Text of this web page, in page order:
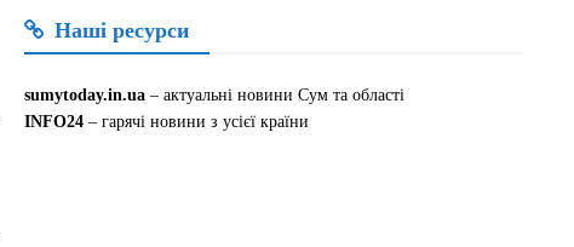
Наші ресурси
sumytoday.in.ua – актуальні новини Сум та області
INFO24 – гарячі новини з усієї країни